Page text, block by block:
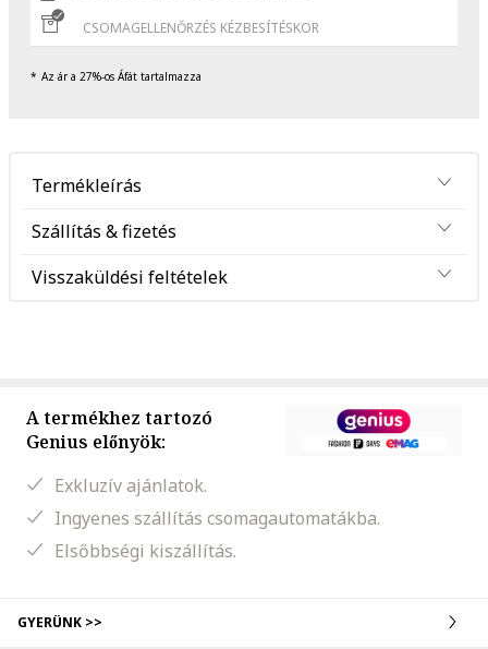
CSOMAGELLENŐRZÉS KÉZBESÍTÉSKOR
Az ár a 27%-os Áfát tartalmazza
Termékleírás
Szállítás & fizetés
Visszaküldési feltételek
A termékhez tartozó
Genius előnyök:
Exkluzív ajánlatok.
Ingyenes szállítás csomagautomatákba.
Elsőbbségi kiszállítás.
GYERÜNK >>